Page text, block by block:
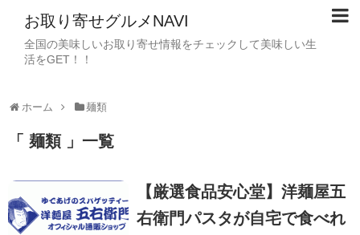
お取り寄せグルメNAVI
全国の美味しいお取り寄せ情報をチェックして美味しい生
活をGET！！
ホーム 麺類
「 麺類 」一覧
【厳選食品安心堂】洋麺屋五
右衛門パスタが自宅で食べれ